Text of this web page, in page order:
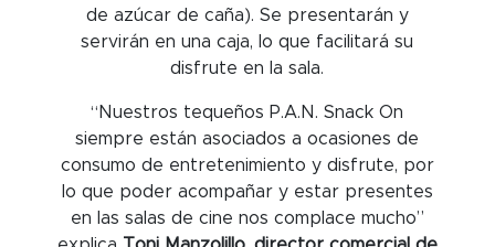
de azúcar de caña). Se presentarán y
servirán en una caja, lo que facilitará su
disfrute en la sala.
“Nuestros tequeños P.A.N. Snack On
siempre están asociados a ocasiones de
consumo de entretenimiento y disfrute, por
lo que poder acompañar y estar presentes
en las salas de cine nos complace mucho”